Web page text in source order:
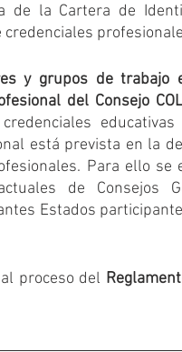
la Cartera de
y grupos de trabajo
del Consejo
educativas
está prevista en la
Para ello se
de Consejos
Estados
proceso del